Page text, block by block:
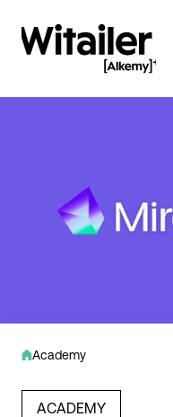
Academy
ACADEMY